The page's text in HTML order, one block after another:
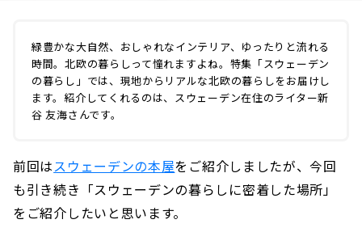
緑豊かな大自然、おしゃれなインテリア、ゆったりと流れる
時間。北欧の暮らしって憧れますよね。特集「スウェーデン
の暮らし」では、現地からリアルな北欧の暮らしをお届けし
ます。紹介してくれるのは、スウェーデン在住のライター新
谷 友海さんです。
前回はスウェーデンの本屋をご紹介しましたが、今回
も引き続き「スウェーデンの暮らしに密着した場所」
をご紹介したいと思います。